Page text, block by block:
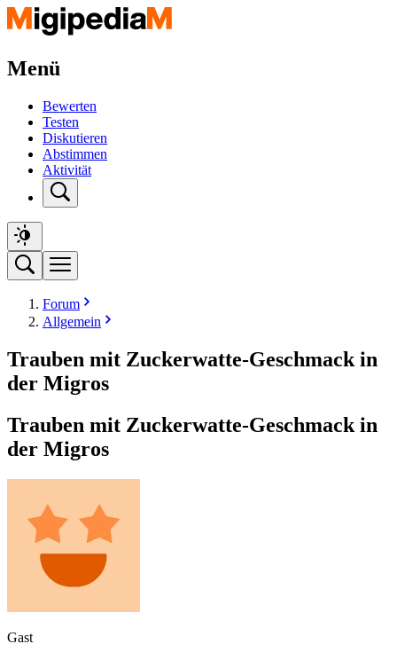
Menü
Bewerten
Testen
Diskutieren
Abstimmen
Aktivität
Forum
Allgemein
Trauben mit Zuckerwatte-Geschmack in
der Migros
Trauben mit Zuckerwatte-Geschmack in
der Migros
Gast